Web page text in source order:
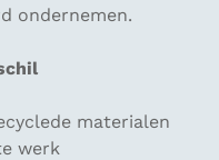
ondernemen.
materialen
werk